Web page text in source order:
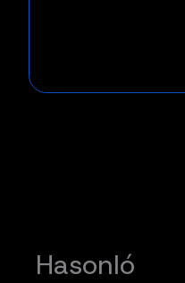
Hasonló